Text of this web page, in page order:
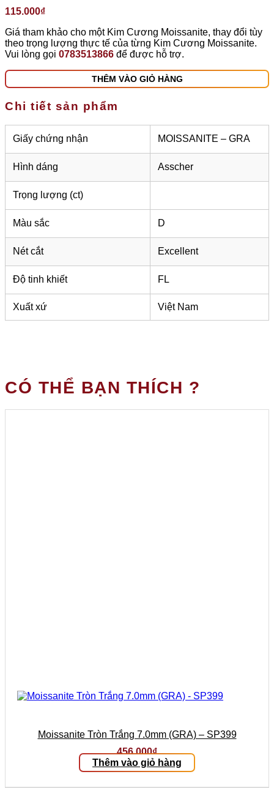
115.000₫
Giá tham khảo cho một Kim Cương Moissanite, thay đổi tùy
theo trọng lượng thực tế của từng Kim Cương Moissanite.
Vui lòng gọi 0783513866 để được hỗ trợ.
THÊM VÀO GIỎ HÀNG
Chi tiết sản phẩm
Giấy chứng nhận MOISSANITE – GRA
Hình dáng Asscher
Trọng lượng (ct)
Màu sắc D
Nét cắt Excellent
Độ tinh khiết FL
Xuất xứ Việt Nam
CÓ THỂ BẠN THÍCH ?
Moissanite Tròn Trắng 7.0mm (GRA) – SP399
456.000₫
Thêm vào giỏ hàng